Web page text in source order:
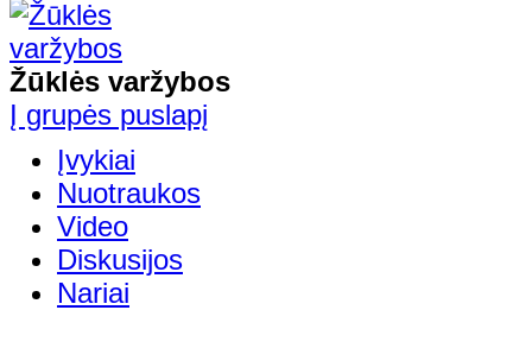
Žūklės varžybos
Į grupės puslapį
Įvykiai
Nuotraukos
Video
Diskusijos
Nariai